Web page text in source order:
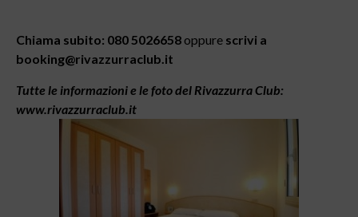
Chiama subito: 080 5026658 oppure scrivi a
booking@rivazzurraclub.it
Tutte le informazioni e le foto del Rivazzurra Club:
www.rivazzurraclub.it